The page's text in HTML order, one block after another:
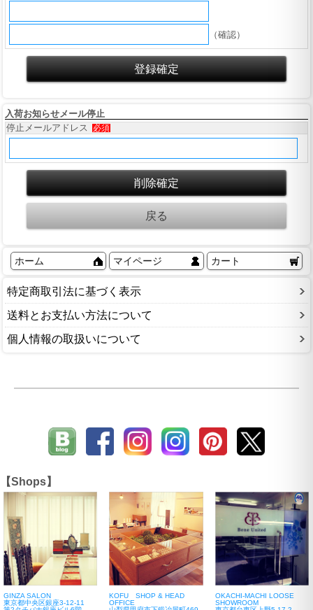
（確認）
入荷お知らせメール停止
停止メールアドレス
必須
ホーム マイページ カート
特定商取引法に基づく表示
送料とお支払い方法について
個人情報の取扱いについて
【Shops】
GINZA SALON
東京都中央区銀座3-12-11
KOFU SHOP & HEAD
OFFICE
OKACHI-MACHI LOOSE
SHOWROOM